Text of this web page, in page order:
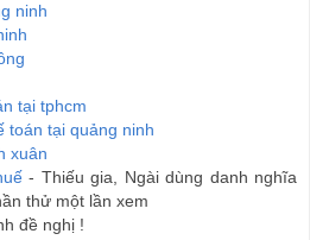
ninh
tại tphcm
toán tại quảng ninh
xuân
- Thiếu gia, Ngài dùng danh nghĩa
thử một lần xem
đề nghị !